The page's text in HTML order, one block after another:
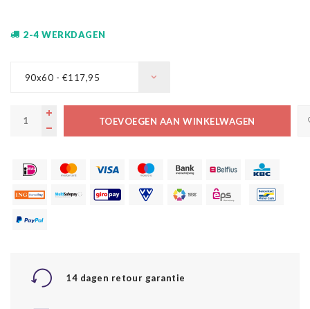
2-4 WERKDAGEN
90x60 - €117,95
TOEVOEGEN AAN WINKELWAGEN
14 dagen retour garantie